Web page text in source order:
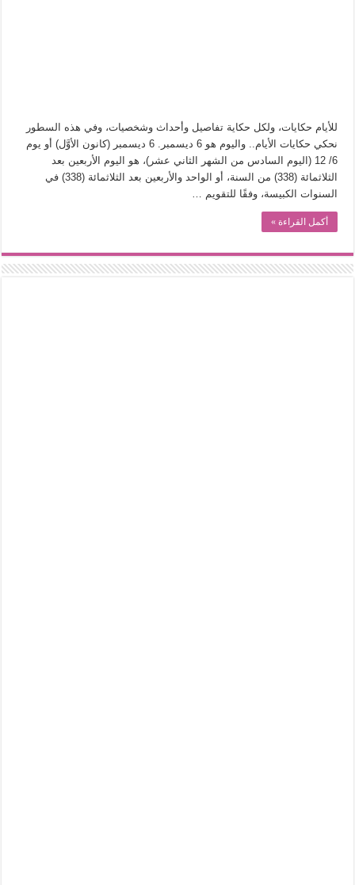
الطعام في الحضارة الإسلامية.. تاريخ يُقرأ بالنكهات
يوم شاهدت زينات صدقي على المسرح وسرحت!
من “عيش السرايا” إلى ذاكرة أم درمان.. حمور زيادة يغزل حكايات البسطاء
للأيام حكايات، ولكل حكاية تفاصيل وأحداث وشخصيات، وفي هذه السطور
نحكي حكايات الأيام.. واليوم هو 6 ديسمبر. 6 ديسمبر (كانون الأوَّل) أو يوم
6/ 12 (اليوم السادس من الشهر الثاني عشر)، هو اليوم الأربعين بعد
الثلاثمائة (338) من السنة، أو الواحد والأربعين بعد الثلاثمائة (338) في
السنوات الكبيسة، وفقًا للتقويم …
أكمل القراءة »